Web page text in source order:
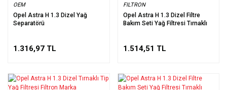
OEM
Opel Astra H 1.3 Dizel Yağ
Separatörü
1.316,97 TL
FILTRON
Opel Astra H 1.3 Dizel Filtre
Bakım Seti Yağ Filtresi Tırnaklı
1.514,51 TL